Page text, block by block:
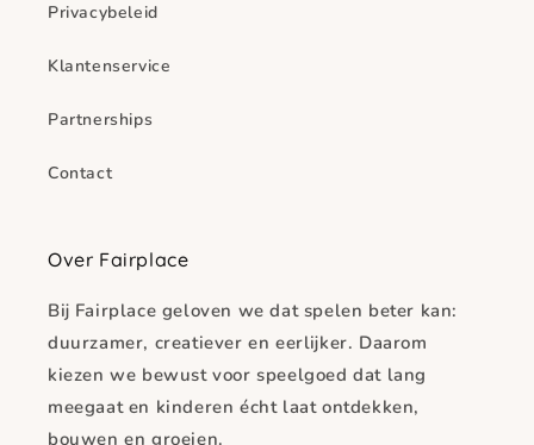
Privacybeleid
Klantenservice
Partnerships
Contact
Over Fairplace
Bij Fairplace geloven we dat spelen beter kan:
duurzamer, creatiever en eerlijker. Daarom
kiezen we bewust voor speelgoed dat lang
meegaat en kinderen écht laat ontdekken,
bouwen en groeien.